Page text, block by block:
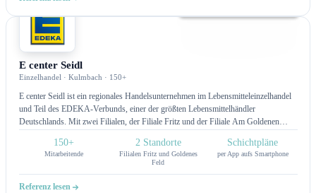
und Service. Besonders hervorzuheben ist die eigene Fertigung von Schaltanlagen,
die es ermöglicht, maßgeschneiderte Lösungen aus einer Hand anzubieten
E center Seidl
Einzelhandel · Kulmbach · 150+
E center Seidl ist ein regionales Handelsunternehmen im Lebensmitteleinzelhandel
und Teil des EDEKA-Verbunds, einer der größten Lebensmittelhändler
Deutschlands. Mit zwei Filialen, der Filiale Fritz und der Filiale Am Goldenen
und legt besonderen Wert auf Frische, Regionalität und persönlichen
Kundenservice. Das Unternehmen investiert gezielt in digitale Lösungen, um
interne Prozesse effizienter zu gestalten und die Kommunikation mit der
Kundschaft und den Mitarbeitenden zu modernisieren.
150+
Mitarbeitende
2 Standorte
Filialen Fritz und Goldenes
Feld
Schichtpläne
per App aufs Smartphone
Referenz lesen